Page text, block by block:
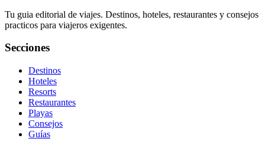
Tu guia editorial de viajes. Destinos, hoteles, restaurantes y consejos
practicos para viajeros exigentes.
Secciones
Destinos
Hoteles
Resorts
Restaurantes
Playas
Consejos
Guías